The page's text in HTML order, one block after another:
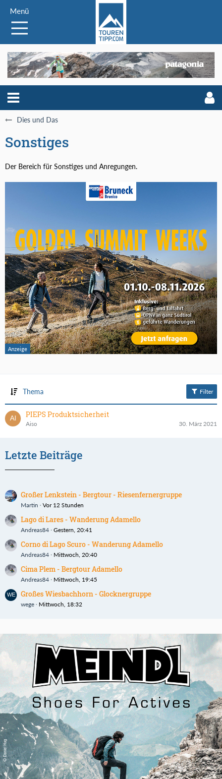
Menü
Dies und Das
Sonstiges
Der Bereich für Sonstiges und Anregungen.
Thema Filter
PIEPS Produktsicherheit
Aiso 30. März 2021
Letzte Beiträge
Großer Lenkstein - Bergtour - Riesenfernergruppe
Martin Vor 12 Stunden
Lago di Lares - Wanderung Adamello
Andreas84 Gestern, 20:41
Corno di Lago Scuro - Wanderung Adamello
Andreas84 Mittwoch, 20:40
Cima Plem - Bergtour Adamello
Andreas84 Mittwoch, 19:45
Großes Wiesbachhorn - Glocknergruppe
wege Mittwoch, 18:32